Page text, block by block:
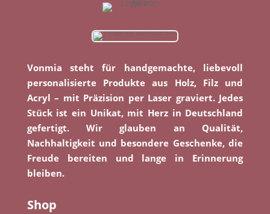
Vonmia steht für handgemachte, liebevoll
personalisierte Produkte aus Holz, Filz und
Acryl – mit Präzision per Laser graviert. Jedes
Stück ist ein Unikat, mit Herz in Deutschland
gefertigt. Wir glauben an Qualität,
Nachhaltigkeit und besondere Geschenke, die
Freude bereiten und lange in Erinnerung
bleiben.
Shop